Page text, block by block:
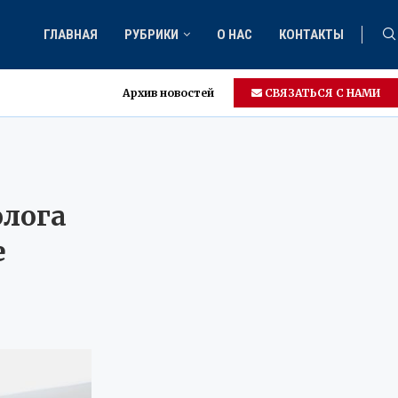
ГЛАВНАЯ РУБРИКИ О НАС КОНТАКТЫ
Архив новостей СВЯЗАТЬСЯ С НАМИ